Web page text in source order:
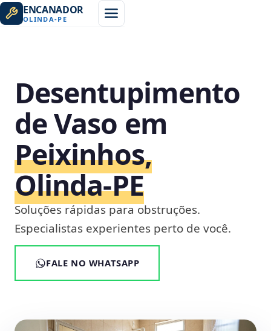
ENCANADOR
OLINDA-PE
Desentupimento
de Vaso em
Peixinhos,
Olinda‑PE
Soluções rápidas para obstruções.
Especialistas experientes perto de você.
FALE NO WHATSAPP